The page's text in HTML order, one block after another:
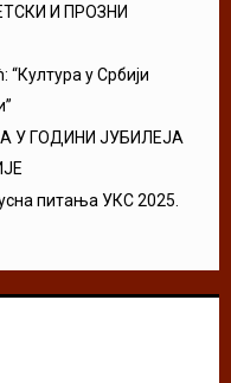
И ПРОЗНИ
у Србији
У ГОДИНИ ЈУБИЛЕЈА
питања УКС 2025.